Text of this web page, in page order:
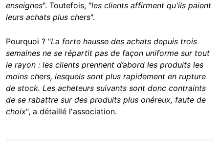
enseignes". Toutefois, "les clients affirment qu'ils paient
leurs achats plus chers".
Pourquoi ? "La forte hausse des achats depuis trois
semaines ne se répartit pas de façon uniforme sur tout
le rayon : les clients prennent d’abord les produits les
moins chers, lesquels sont plus rapidement en rupture
de stock. Les acheteurs suivants sont donc contraints
de se rabattre sur des produits plus onéreux, faute de
choix", a détaillé l'association.